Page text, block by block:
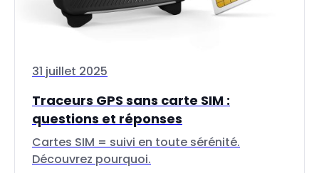
31 juillet 2025
Traceurs GPS sans carte SIM :
questions et réponses
Cartes SIM = suivi en toute sérénité.
Découvrez pourquoi.